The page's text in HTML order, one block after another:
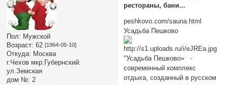
Пол: Мужской
Возраст: 62 [1964-05-10]
Откуда: Москва
г.Чехов мкр.Губернский:
ул.Земская
дом №: 2
рестораны, бани...
peshkovo.com/sauna.html
Усадьба Пешково
"Усадьба Пешково» -
современный комплекс
отдыха, созданный в русском